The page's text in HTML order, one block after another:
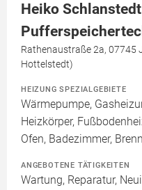
Heiko
Rathenaustraße 2a, 07745
Hottelstedt)
HEIZUNG SPEZIALGEBIETE
Wärmepumpe,
Heizkörper,
Ofen, Badezimmer,
ANGEBOTENE TÄTIGKEITEN
Wartung, Reparatur,